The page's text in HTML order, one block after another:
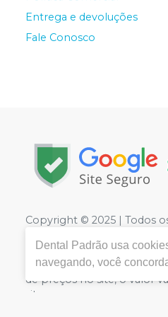
Entrega e devoluções
Fale Conosco
Copyright © 2025 | Todos
| CNPJ: 09.441.460/
Medicamentos controle
CRF/PE nº 10109 |
de preços no site, o valor
site.
Dental Padrão usa
navegando, você